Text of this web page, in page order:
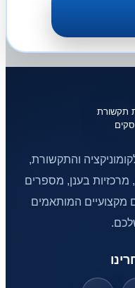
והתקשורת,
בענן, מספרים
מקצועיים המותאמים